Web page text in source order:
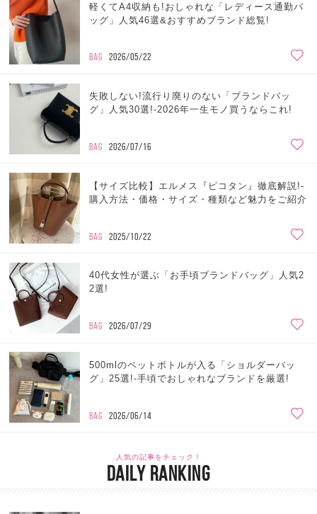
軽くてA4収納も!おしゃれな「レディース通勤バ
ッグ」人気46選&おすすめブランド総覧!
BAG 2026/05/22
失敗しない!流行り廃りのない「ブランドバッ
グ」人気30選!-2026年一生モノ買うならこれ!
BAG 2026/07/16
【サイズ比較】エルメス『ピコタン』徹底解説!-
購入方法・価格・サイズ・種類など魅力をご紹介
BAG 2025/10/22
40代女性が選ぶ「お手頃ブランドバッグ」人気2
2選!
BAG 2026/07/29
500mlのペットボトルが入る「ショルダーバッ
グ」25選!-手頃でおしゃれなブランドを厳選!
BAG 2026/06/14
人気の記事をチェック！
DAILY RANKING